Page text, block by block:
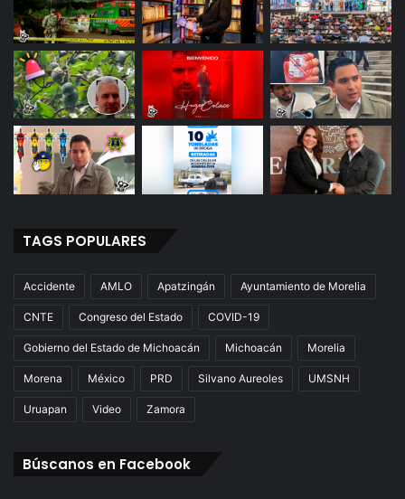
TAGS POPULARES
Accidente AMLO Apatzingán Ayuntamiento de Morelia
CNTE Congreso del Estado COVID-19
Gobierno del Estado de Michoacán Michoacán Morelia
Morena México PRD Silvano Aureoles UMSNH
Uruapan Video Zamora
Búscanos en Facebook